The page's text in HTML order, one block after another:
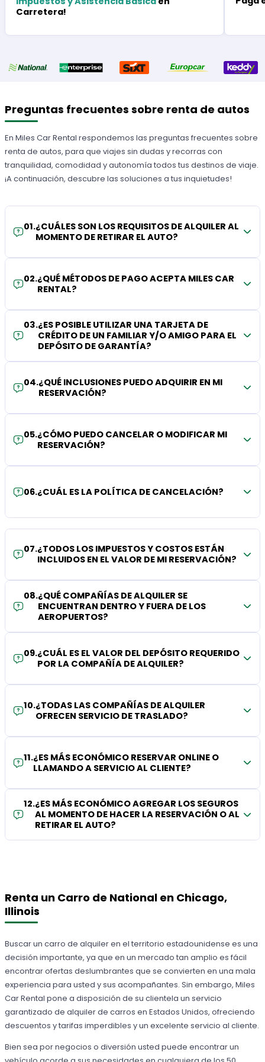
Carretera!
Preguntas frecuentes sobre renta de autos
En Miles Car Rental respondemos las preguntas frecuentes sobre
renta de autos, para que viajes sin dudas y recorras con
tranquilidad, comodidad y autonomía todos tus destinos de viaje.
¡A continuación, descubre las soluciones a tus inquietudes!
01.¿CUÁLES SON LOS REQUISITOS DE ALQUILER AL
MOMENTO DE RETIRAR EL AUTO?
02.¿QUÉ MÉTODOS DE PAGO ACEPTA MILES CAR
RENTAL?
03.¿ES POSIBLE UTILIZAR UNA TARJETA DE
CRÉDITO DE UN FAMILIAR Y/O AMIGO PARA EL
DEPÓSITO DE GARANTÍA?
04.¿QUÉ INCLUSIONES PUEDO ADQUIRIR EN MI
RESERVACIÓN?
05.¿CÓMO PUEDO CANCELAR O MODIFICAR MI
RESERVACIÓN?
06.¿CUÁL ES LA POLÍTICA DE CANCELACIÓN?
07.¿TODOS LOS IMPUESTOS Y COSTOS ESTÁN
INCLUIDOS EN EL VALOR DE MI RESERVACIÓN?
08.¿QUÉ COMPAÑÍAS DE ALQUILER SE
ENCUENTRAN DENTRO Y FUERA DE LOS
AEROPUERTOS?
09.¿CUÁL ES EL VALOR DEL DEPÓSITO REQUERIDO
POR LA COMPAÑÍA DE ALQUILER?
10.¿TODAS LAS COMPAÑÍAS DE ALQUILER
OFRECEN SERVICIO DE TRASLADO?
11.¿ES MÁS ECONÓMICO RESERVAR ONLINE O
LLAMANDO A SERVICIO AL CLIENTE?
12.¿ES MÁS ECONÓMICO AGREGAR LOS SEGUROS
AL MOMENTO DE HACER LA RESERVACIÓN O AL
RETIRAR EL AUTO?
Renta un Carro de National en Chicago,
Illinois
Buscar un carro de alquiler en el territorio estadounidense es una
decisión importante, ya que en un mercado tan amplio es fácil
encontrar ofertas deslumbrantes que se convierten en una mala
experiencia para usted y sus acompañantes. Sin embargo, Miles
Car Rental pone a disposición de su clientela un servicio
garantizado de alquiler de carros en Estados Unidos, ofreciendo
descuentos y tarifas imperdibles y un excelente servicio al cliente.
Bien sea por negocios o diversión usted puede encontrar un